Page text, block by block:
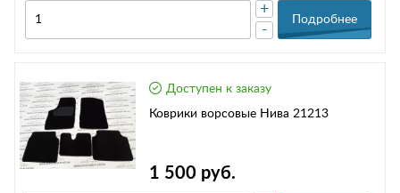
-
+
Подробнее
Доступен к заказу
Коврики ворсовые Нива 21213
1 500 руб.